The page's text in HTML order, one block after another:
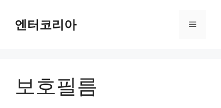
엔터코리아 메
보호필름